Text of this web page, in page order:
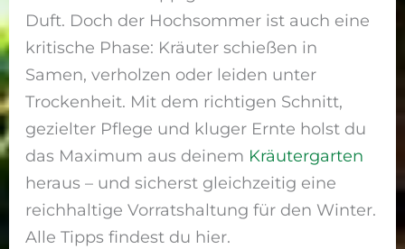
Duft. Doch der Hochsommer ist auch eine
kritische Phase: Kräuter schießen in
Samen, verholzen oder leiden unter
Trockenheit. Mit dem richtigen Schnitt,
gezielter Pflege und kluger Ernte holst du
das Maximum aus deinem Kräutergarten
heraus – und sicherst gleichzeitig eine
reichhaltige Vorratshaltung für den Winter.
Alle Tipps findest du hier.